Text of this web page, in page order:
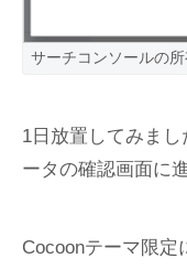
サーチコンソールの
1日放置してみま
ータの確認画面に
Cocoonテーマ限定